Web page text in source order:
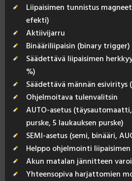
Liipaisimen tunnistus
efekti)
Aktiivijarru
Binääriliipaisin (binary trigger)
Säädettävä liipaisimen
%)
Säädettävä männän esiviritys
Ohjelmoitava tulenvalitsin
AUTO-asetus
purske, 5 laukauksen purske)
SEMI-asetus (semi, binääri,
Helppo ohjelmointi
Akun matalan jännitteen
Yhteensopiva harjattomien